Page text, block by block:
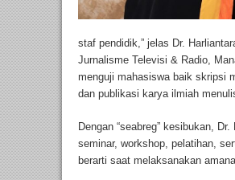
staf pendidik,” jelas Dr.
Jurnalisme Televisi & Radio,
menguji mahasiswa baik skripsi
dan publikasi karya ilmiah
Dengan “seabreg” kesibukan,
seminar, workshop, pelatihan,
berarti saat melaksanakan